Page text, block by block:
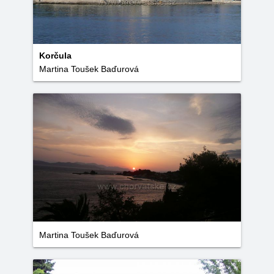
Korčula
Martina Toušek Baďurová
Martina Toušek Baďurová